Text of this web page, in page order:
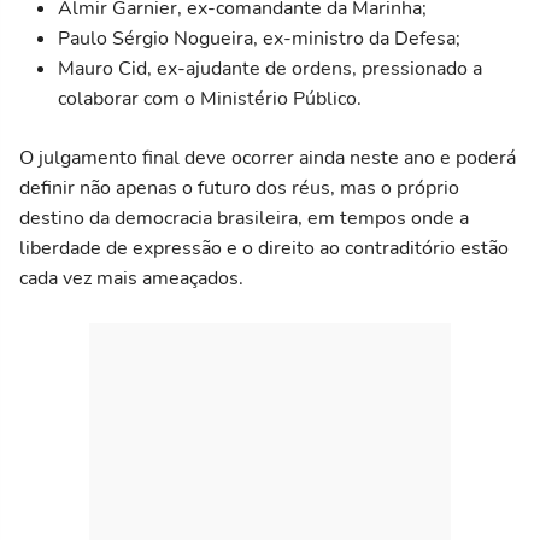
Almir Garnier, ex-comandante da Marinha;
Paulo Sérgio Nogueira, ex-ministro da Defesa;
Mauro Cid, ex-ajudante de ordens, pressionado a
colaborar com o Ministério Público.
O julgamento final deve ocorrer ainda neste ano e poderá
definir não apenas o futuro dos réus, mas o próprio
destino da democracia brasileira, em tempos onde a
liberdade de expressão e o direito ao contraditório estão
cada vez mais ameaçados.